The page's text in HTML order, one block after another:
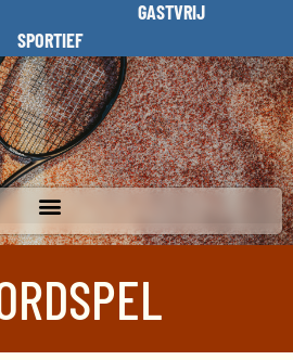
GASTVRIJ
SPORTIEF